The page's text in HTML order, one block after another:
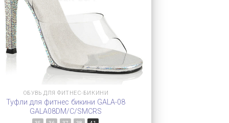
ОБУВЬ ДЛЯ ФИТНЕС-БИКИНИ
Туфли для фитнес бикини GALA-08
GALA08DM/C/SMCRS